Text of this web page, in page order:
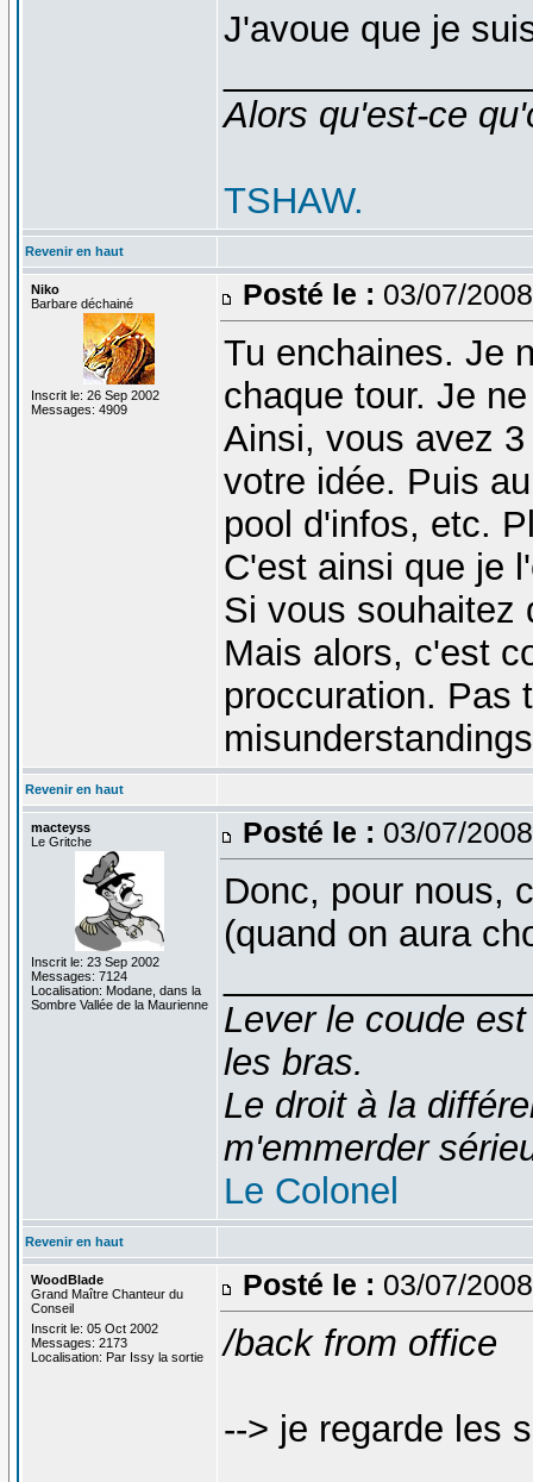
J'avoue que je
Alors qu'est-ce
TSHAW.
Revenir en haut
Niko
Barbare déchainé
Inscrit le: 26 Sep 2002
Messages: 4909
Posté le : 03/07/
Tu enchaines. Je
chaque tour. Je
Ainsi, vous avez
votre idée. Puis
pool d'infos, etc.
C'est ainsi que je
Si vous souhaitez
Mais alors, c'est
proccuration. Pas
Revenir en haut
macteyss
Le Gritche
Inscrit le: 23 Sep 2002
Messages: 7124
Localisation: Modane, dans la
Sombre Vallée de la Maurienne
Posté le : 03/07/
Donc, pour nous,
(quand on aura
Lever le coude
les bras.
Le droit à la
m'emmerder
Le Colonel
Revenir en haut
WoodBlade
Grand Maître Chanteur du
Conseil
Inscrit le: 05 Oct 2002
Messages: 2173
Localisation: Par Issy la sortie
Posté le : 03/07/
/back from office
--> je regarde les